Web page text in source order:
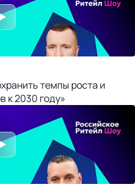
темпы роста и
к 2030 году»